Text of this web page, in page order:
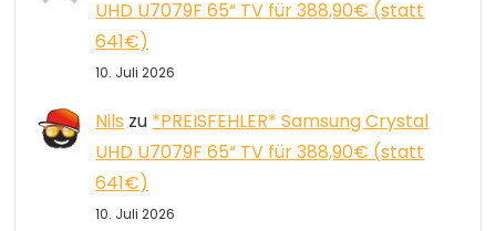
UHD U7079F 65“ TV für 388,90€ (statt
641€)
10. Juli 2026
Nils zu *PREISFEHLER* Samsung Crystal
UHD U7079F 65“ TV für 388,90€ (statt
641€)
10. Juli 2026